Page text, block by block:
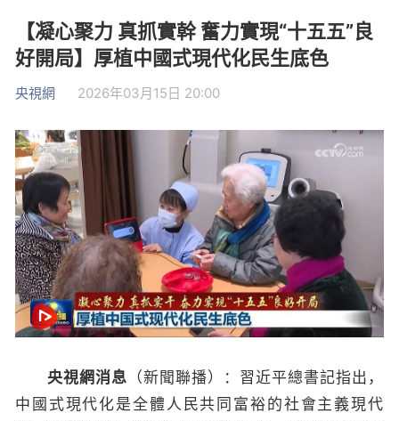
【凝心聚力 真抓實幹 奮力實現“十五五”良
好開局】厚植中國式現代化民生底色
央視網 2026年03月15日 20:00
央視網消息 （新聞聯播）：習近平總書記指出，
中國式現代化是全體人民共同富裕的社會主義現代